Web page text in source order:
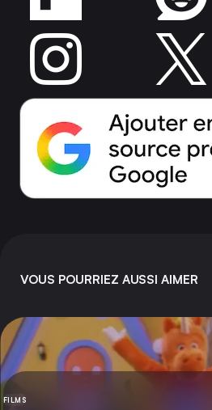
VOUS POURRIEZ AUSSI AIMER
CATÉGORIE
FILMS